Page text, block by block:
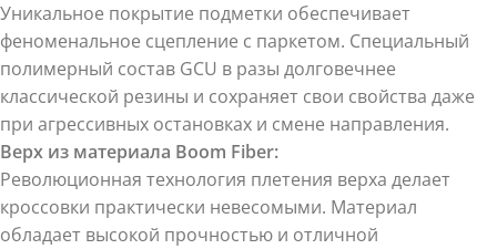
Уникальное покрытие подметки обеспечивает
феноменальное сцепление с паркетом. Специальный
полимерный состав GCU в разы долговечнее
классической резины и сохраняет свои свойства даже
при агрессивных остановках и смене направления.
Верх из материала Boom Fiber:
Революционная технология плетения верха делает
кроссовки практически невесомыми. Материал
обладает высокой прочностью и отличной